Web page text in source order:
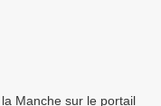
Manche sur le portail